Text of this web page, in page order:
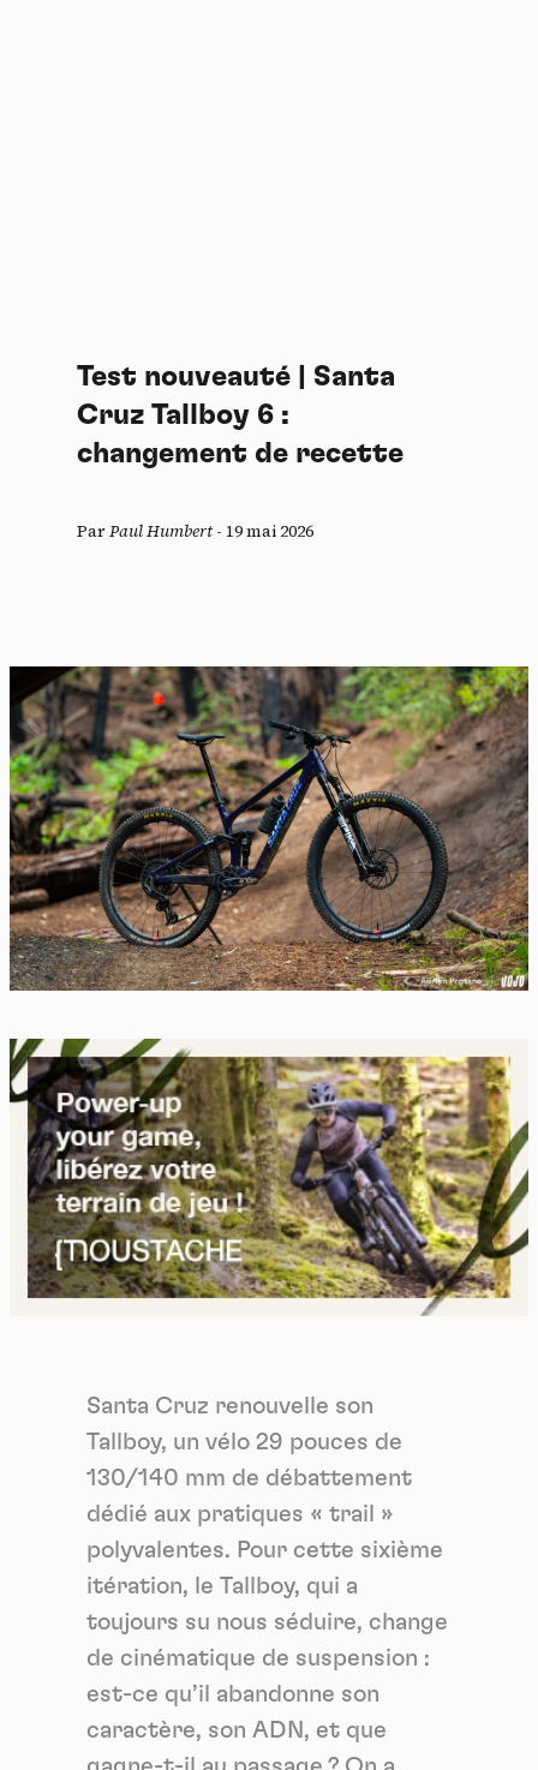
Test nouveauté | Santa
Cruz Tallboy 6 :
changement de recette
ParPaul Humbert- 19 mai 2026
Santa Cruz renouvelle son
Tallboy, un vélo 29 pouces de
130/140 mm de débattement
dédié aux pratiques « trail »
polyvalentes. Pour cette sixième
itération, le Tallboy, qui a
toujours su nous séduire, change
de cinématique de suspension :
est-ce qu’il abandonne son
caractère, son ADN, et que